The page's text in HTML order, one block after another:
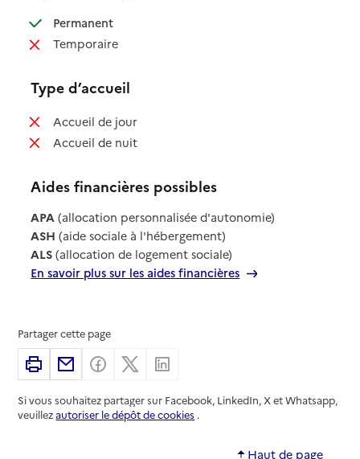
Permanent: disponible
Temporaire: non disponible
Type d’accueil
Accueil de jour: non disponible
Accueil de nuit: non disponible
Aides financières possibles
APA (allocation personnalisée d'autonomie)
ASH (aide sociale à l'hébergement)
ALS (allocation de logement sociale)
En savoir plus sur les aides financières
Partager cette page
ImprimerPartager par email
Partager sur Facebook
Partager sur X
Si vous souhaitez partager sur Facebook, LinkedIn, X et Whatsapp,
veuillezautoriser le dépôt de cookies .
Haut de page